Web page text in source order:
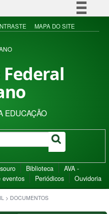
Simplifique!
Acesso à informação
MAPA DO SITE
EDUCAÇÃO
Biblioteca
AVA -
eventos Periódicos Ouvidoria
> DOCUMENTOS